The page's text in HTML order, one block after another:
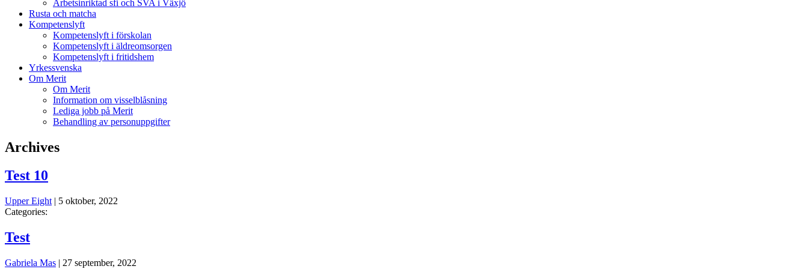
Arbetsinriktad sfi och SVA i Växjö
Rusta och matcha
Kompetenslyft
Kompetenslyft i förskolan
Kompetenslyft i äldreomsorgen
Kompetenslyft i fritidshem
Yrkessvenska
Om Merit
Om Merit
Information om visselblåsning
Lediga jobb på Merit
Behandling av personuppgifter
Archives
Test 10
Upper Eight | 5 oktober, 2022
Categories:
Test
Gabriela Mas | 27 september, 2022